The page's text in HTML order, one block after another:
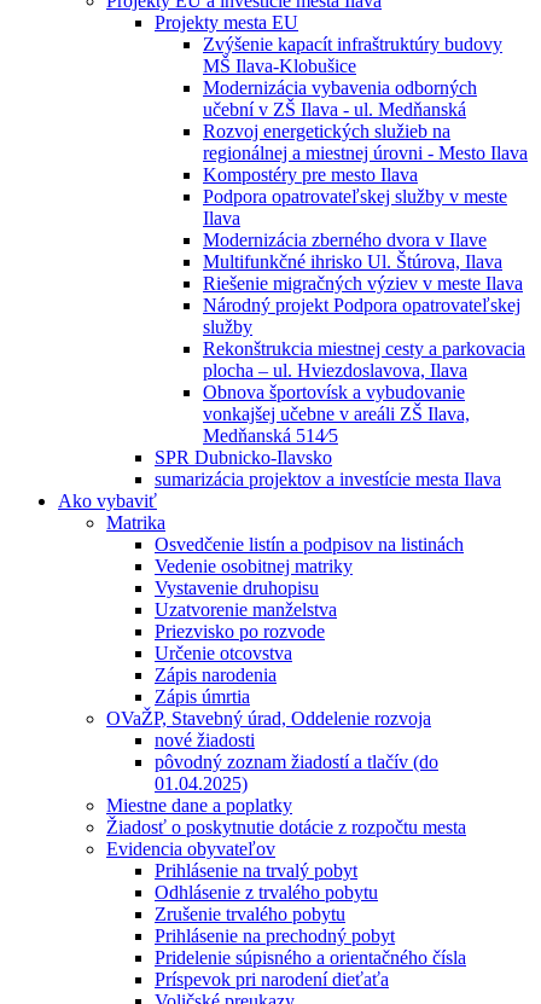
Projekty mesta EU
Zvýšenie kapacít infraštruktúry budovy
MŠ Ilava-Klobušice
Modernizácia vybavenia odborných
učební v ZŠ Ilava - ul. Medňanská
Rozvoj energetických služieb na
regionálnej a miestnej úrovni - Mesto Ilava
Kompostéry pre mesto Ilava
Podpora opatrovateľskej služby v meste
Ilava
Modernizácia zberného dvora v Ilave
Multifunkčné ihrisko Ul. Štúrova, Ilava
Riešenie migračných výziev v meste Ilava
Národný projekt Podpora opatrovateľskej
služby
Rekonštrukcia miestnej cesty a parkovacia
plocha – ul. Hviezdoslavova, Ilava
Obnova športovísk a vybudovanie
vonkajšej učebne v areáli ZŠ Ilava,
Medňanská 514⁄5
SPR Dubnicko-Ilavsko
sumarizácia projektov a investície mesta Ilava
Ako vybaviť
Matrika
Osvedčenie listín a podpisov na listinách
Vedenie osobitnej matriky
Vystavenie druhopisu
Uzatvorenie manželstva
Priezvisko po rozvode
Určenie otcovstva
Zápis narodenia
Zápis úmrtia
OVaŽP, Stavebný úrad, Oddelenie rozvoja
nové žiadosti
pôvodný zoznam žiadostí a tlačív (do
01.04.2025)
Miestne dane a poplatky
Žiadosť o poskytnutie dotácie z rozpočtu mesta
Evidencia obyvateľov
Prihlásenie na trvalý pobyt
Odhlásenie z trvalého pobytu
Zrušenie trvalého pobytu
Prihlásenie na prechodný pobyt
Pridelenie súpisného a orientačného čísla
Príspevok pri narodení dieťaťa